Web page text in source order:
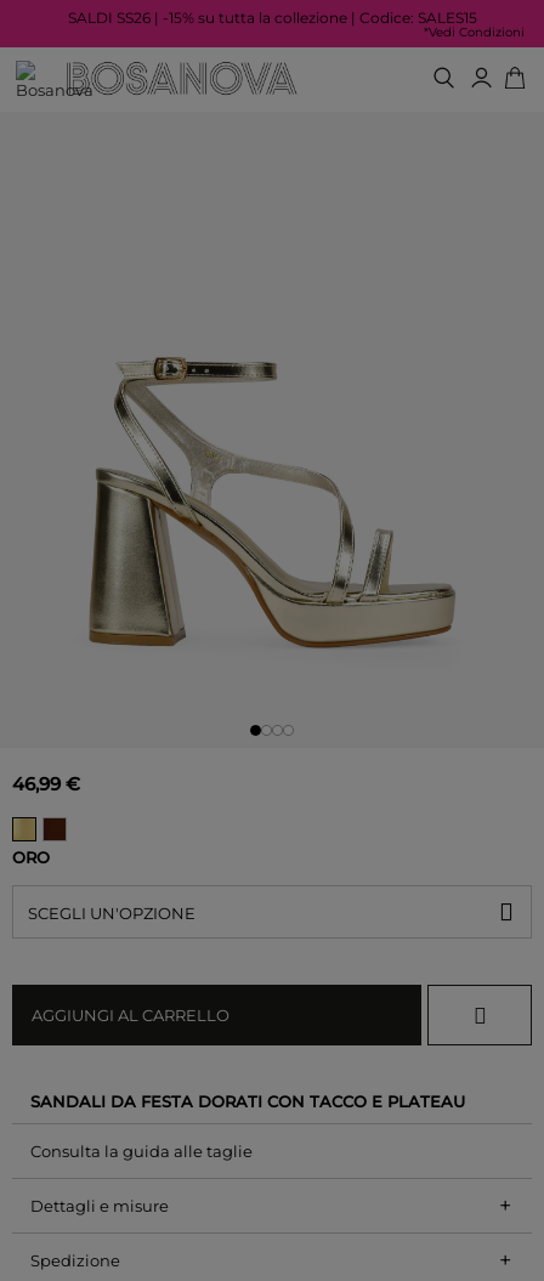
SALDI SS26 | -15% su tutta la collezione | Codice: SALES15
*Vedi Condizioni
46,99 €
ORO
SCEGLI UN'OPZIONE
AGGIUNGI AL CARRELLO
SANDALI DA FESTA DORATI CON TACCO E PLATEAU
Consulta la guida alle taglie
Dettagli e misure +
Spedizione +